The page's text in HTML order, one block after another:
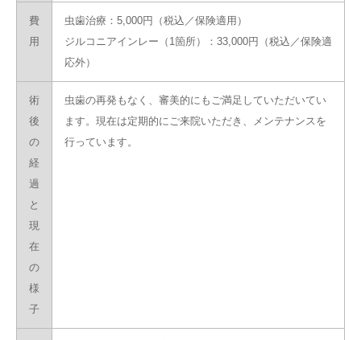
費
用
虫歯治療：5,000円（税込／保険適用）
ジルコニアインレー（1箇所）：33,000円（税込／保険適
応外）
術
後
の
経
過
と
現
在
の
様
子
虫歯の再発もなく、審美的にもご満足していただいてい
ます。現在は定期的にご来院いただき、メンテナンスを
行っています。